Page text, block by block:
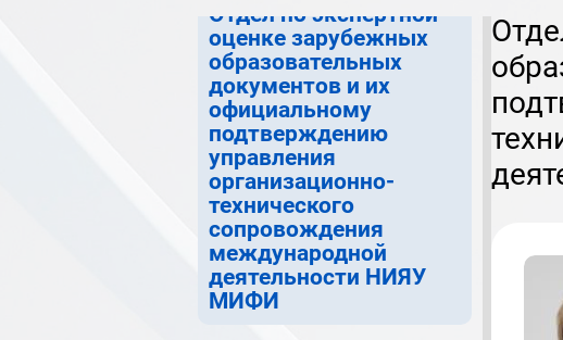
Отдел по экспертной
оценке зарубежных
образовательных
документов и их
официальному
подтверждению
управления
организационно-
технического
сопровождения
международной
деятельности НИЯУ
МИФИ
отдел по экспертной оценке зарубежных